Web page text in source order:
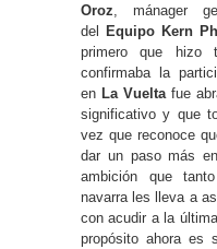
Oroz , mánager
del
Equipo Kern
primero que hizo
confirmaba la
en La Vuelta fue
significativo y que
vez que reconoce
dar un paso más
ambición que
navarra les lleva a
con acudir a la
propósito ahora es